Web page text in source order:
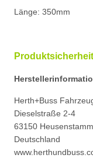
Länge: 350mm
Produktsicherheit
Herth+Buss
Dieselstraße 2-4
63150 Heusenstamm
Deutschland